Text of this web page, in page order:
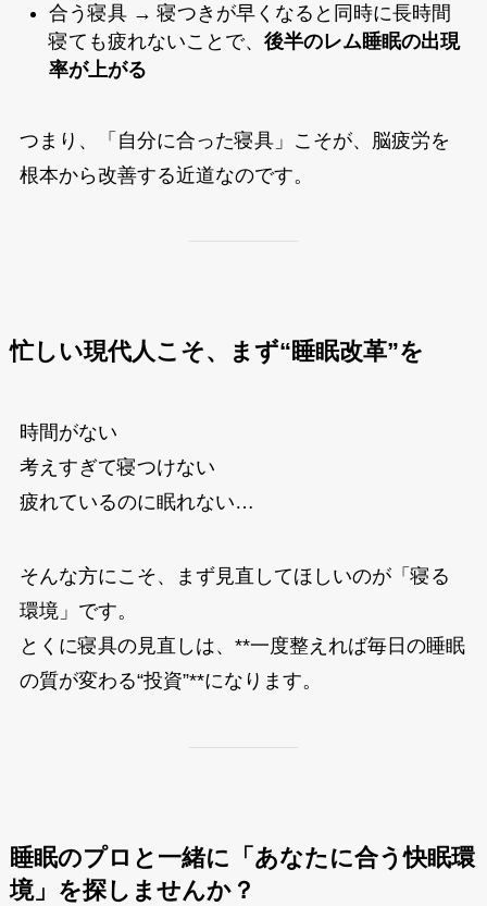
合う寝具 → 寝つきが早くなると同時に長時間
寝ても疲れないことで、 後半のレム睡眠の出現
率が上がる
つまり、「自分に合った寝具」こそが、脳疲労を
根本から改善する近道なのです。
忙しい現代人こそ、まず“睡眠改革”を
時間がない
考えすぎて寝つけない
疲れているのに眠れない…
そんな方にこそ、まず見直してほしいのが「寝る
環境」です。
とくに寝具の見直しは、**一度整えれば毎日の睡眠
の質が変わる“投資”**になります。
睡眠のプロと一緒に「あなたに合う快眠環
境」を探しませんか？